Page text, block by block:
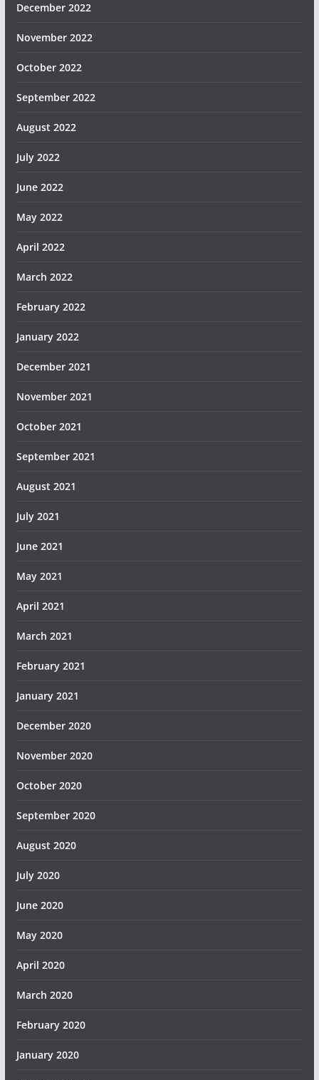
December 2022
November 2022
October 2022
September 2022
August 2022
July 2022
June 2022
May 2022
April 2022
March 2022
February 2022
January 2022
December 2021
November 2021
October 2021
September 2021
August 2021
July 2021
June 2021
May 2021
April 2021
March 2021
February 2021
January 2021
December 2020
November 2020
October 2020
September 2020
August 2020
July 2020
June 2020
May 2020
April 2020
March 2020
February 2020
January 2020